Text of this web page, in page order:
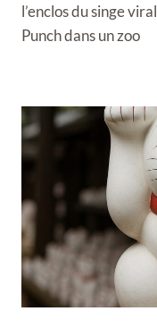
l’enclos du singe viral
Punch dans un zoo